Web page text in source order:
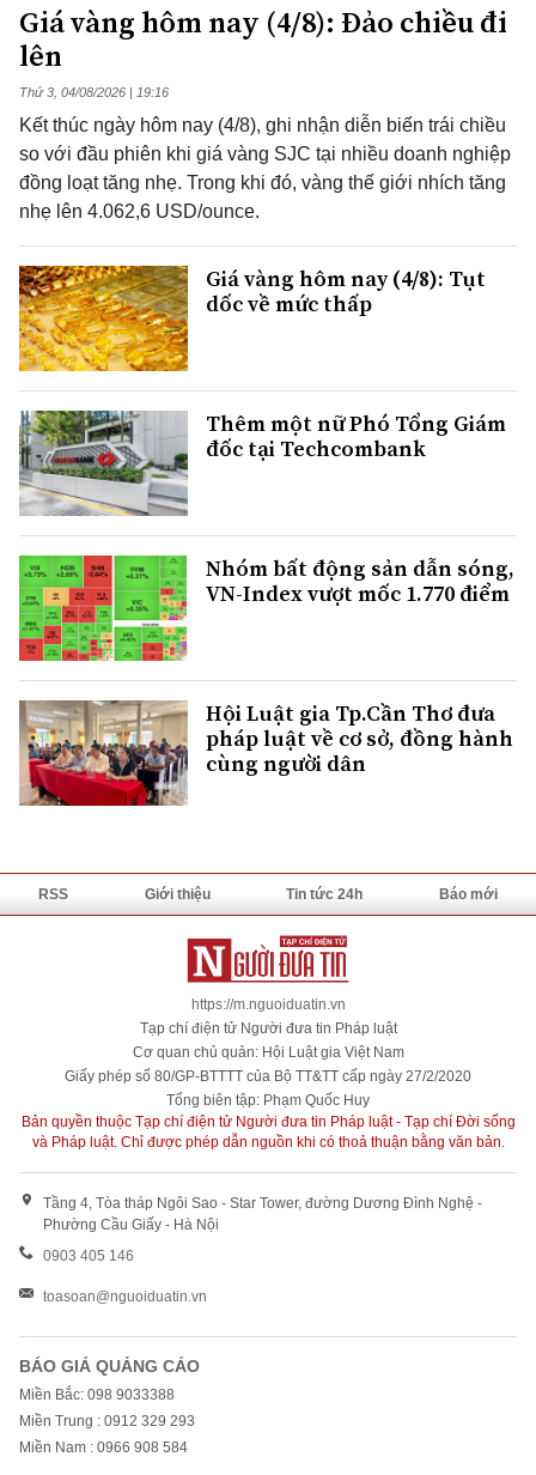
Giá vàng hôm nay (4/8): Đảo chiều đi
lên
Thứ 3, 04/08/2026 | 19:16
Kết thúc ngày hôm nay (4/8), ghi nhận diễn biến trái chiều
so với đầu phiên khi giá vàng SJC tại nhiều doanh nghiệp
đồng loạt tăng nhẹ. Trong khi đó, vàng thế giới nhích tăng
nhẹ lên 4.062,6 USD/ounce.
Giá vàng hôm nay (4/8): Tụt
dốc về mức thấp
Thêm một nữ Phó Tổng Giám
đốc tại Techcombank
Nhóm bất động sản dẫn sóng,
VN-Index vượt mốc 1.770 điểm
Hội Luật gia Tp.Cần Thơ đưa
pháp luật về cơ sở, đồng hành
cùng người dân
RSS Giới thiệu Tin tức 24h Báo mới
https://m.nguoiduatin.vn
Tạp chí điện tử Người đưa tin Pháp luật
Cơ quan chủ quản: Hội Luật gia Việt Nam
Giấy phép số 80/GP-BTTTT của Bộ TT&TT cấp ngày 27/2/2020
Tổng biên tập: Phạm Quốc Huy
Bản quyền thuộc Tạp chí điện tử Người đưa tin Pháp luật - Tạp chí Đời sống
và Pháp luật. Chỉ được phép dẫn nguồn khi có thoả thuận bằng văn bản.
Tầng 4, Tòa tháp Ngôi Sao - Star Tower, đường Dương Đình Nghệ -
Phường Cầu Giấy - Hà Nội
0903 405 146
toasoan@nguoiduatin.vn
BÁO GIÁ QUẢNG CÁO
Miền Bắc: 098 9033388
Miền Trung : 0912 329 293
Miền Nam : 0966 908 584